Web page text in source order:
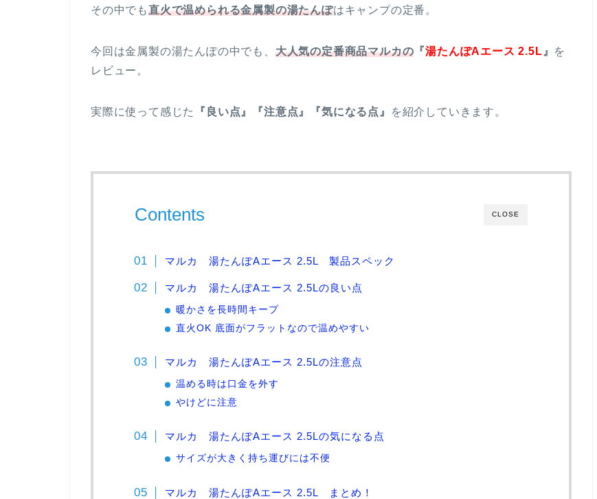
その中でも直火で温められる金属製の湯たんぽはキャンプの定番。
今回は金属製の湯たんぽの中でも、 大人気の定番商品マルカの 『湯たんぽAエース 2.5L 』 を
レビュー。
実際に使って感じた 『良い点』『注意点』『気になる点』 を紹介していきます。
CLOSE
Contents
マルカ 湯たんぽAエース 2.5L 製品スペック
マルカ 湯たんぽAエース 2.5Lの良い点
暖かさを長時間キープ
直火OK 底面がフラットなので温めやすい
マルカ 湯たんぽAエース 2.5Lの注意点
温める時は口金を外す
やけどに注意
マルカ 湯たんぽAエース 2.5Lの気になる点
サイズが大きく持ち運びには不便
マルカ 湯たんぽAエース 2.5L まとめ！